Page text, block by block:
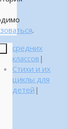
.
средних
классов |
Стихи и их
циклы для
детей |